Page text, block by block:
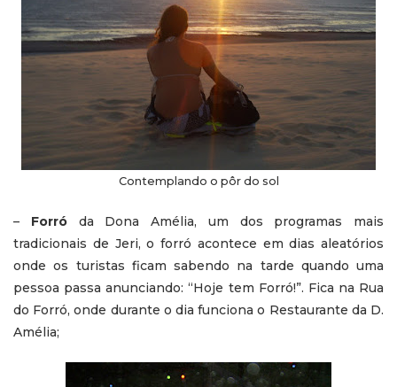
Contemplando o pôr do sol
– Forróda Dona Amélia, um dos programas mais
tradicionais de Jeri, o forró acontece em dias aleatórios
onde os turistas ficam sabendo na tarde quando uma
pessoa passa anunciando: “Hoje tem Forró!”. Fica na Rua
do Forró, onde durante o dia funciona o Restaurante da D.
Amélia;